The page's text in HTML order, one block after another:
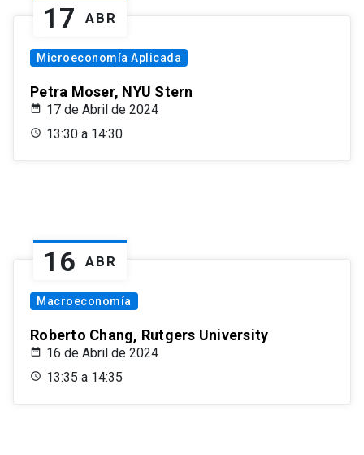
17 ABR
Microeconomía Aplicada
Petra Moser, NYU Stern
17 de Abril de 2024
13:30 a 14:30
16 ABR
Macroeconomía
Roberto Chang, Rutgers University
16 de Abril de 2024
13:35 a 14:35